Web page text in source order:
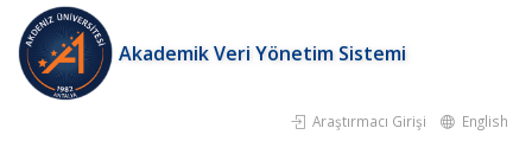
Akademik Veri Yönetim Sistemi
Araştırmacı Girişi English